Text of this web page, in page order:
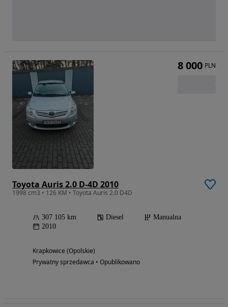
Toyota Auris 2.0 D-4D 2010
1998 cm3 • 126 KM • Toyota Auris 2.0 D4D
307 105 km Diesel
Manualna
2010
Krapkowice (Opolskie)
Prywatny sprzedawca • Opublikowano
8 000 PLN